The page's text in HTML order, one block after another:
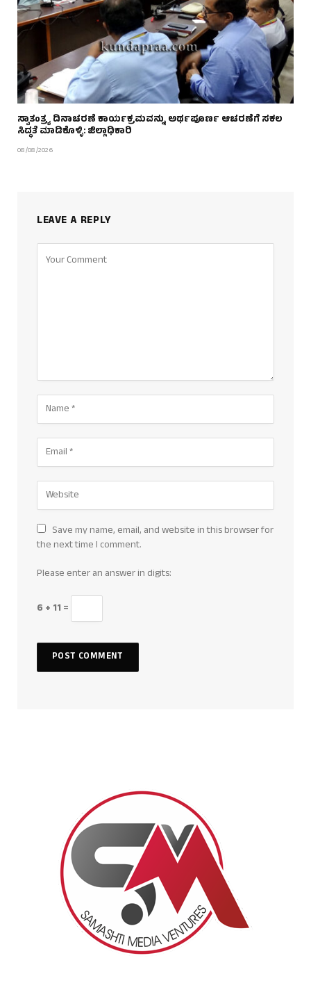
ಸ್ವಾತಂತ್ರ್ಯ ದಿನಾಚರಣೆ ಕಾರ್ಯಕ್ರಮವನ್ನು ಅರ್ಥಪೂರ್ಣ ಆಚರಣೆಗೆ ಸಕಲ
ಸಿದ್ಧತೆ ಮಾಡಿಕೊಳ್ಳಿ: ಜಿಲ್ಲಾಧಿಕಾರಿ
08/08/2026
LEAVE A REPLY
Save my name, email, and website in this browser for
the next time I comment.
Please enter an answer in digits:
6 + 11 =